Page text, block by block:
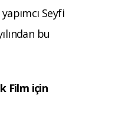
Seyfi
bu
Film için